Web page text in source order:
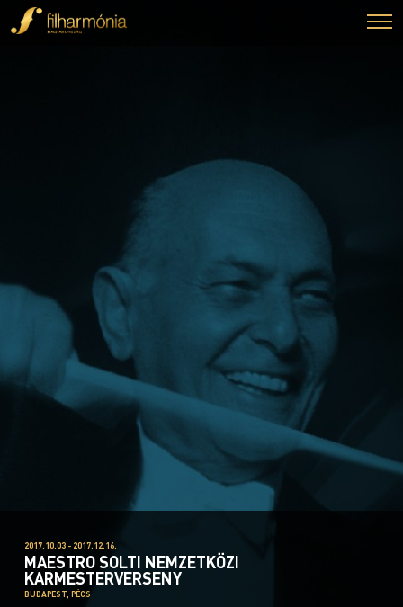
2017.10.03 - 2017.12.16.
MAESTRO SOLTI NEMZETKÖZI
KARMESTERVERSENY
BUDAPEST, PÉCS